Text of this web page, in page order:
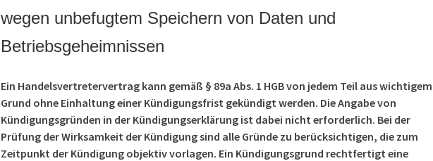
wegen unbefugtem Speichern von Daten und
Betriebsgeheimnissen
Ein Handelsvertretervertrag kann gemäß § 89a Abs. 1 HGB von jedem Teil aus wichtigem
Grund ohne Einhaltung einer Kündigungsfrist gekündigt werden. Die Angabe von
Kündigungsgründen in der Kündigungserklärung ist dabei nicht erforderlich. Bei der
Prüfung der Wirksamkeit der Kündigung sind alle Gründe zu berücksichtigen, die zum
Zeitpunkt der Kündigung objektiv vorlagen. Ein Kündigungsgrund rechtfertigt eine